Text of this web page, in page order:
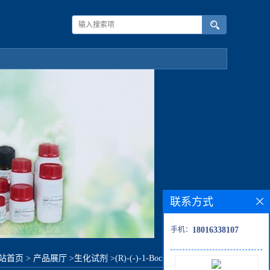
首页 > 产品展厅 >生化试剂 >(R)-(-)-1-Boc-3-(羟甲基)哌啶
联系方式
手机： 18016338107